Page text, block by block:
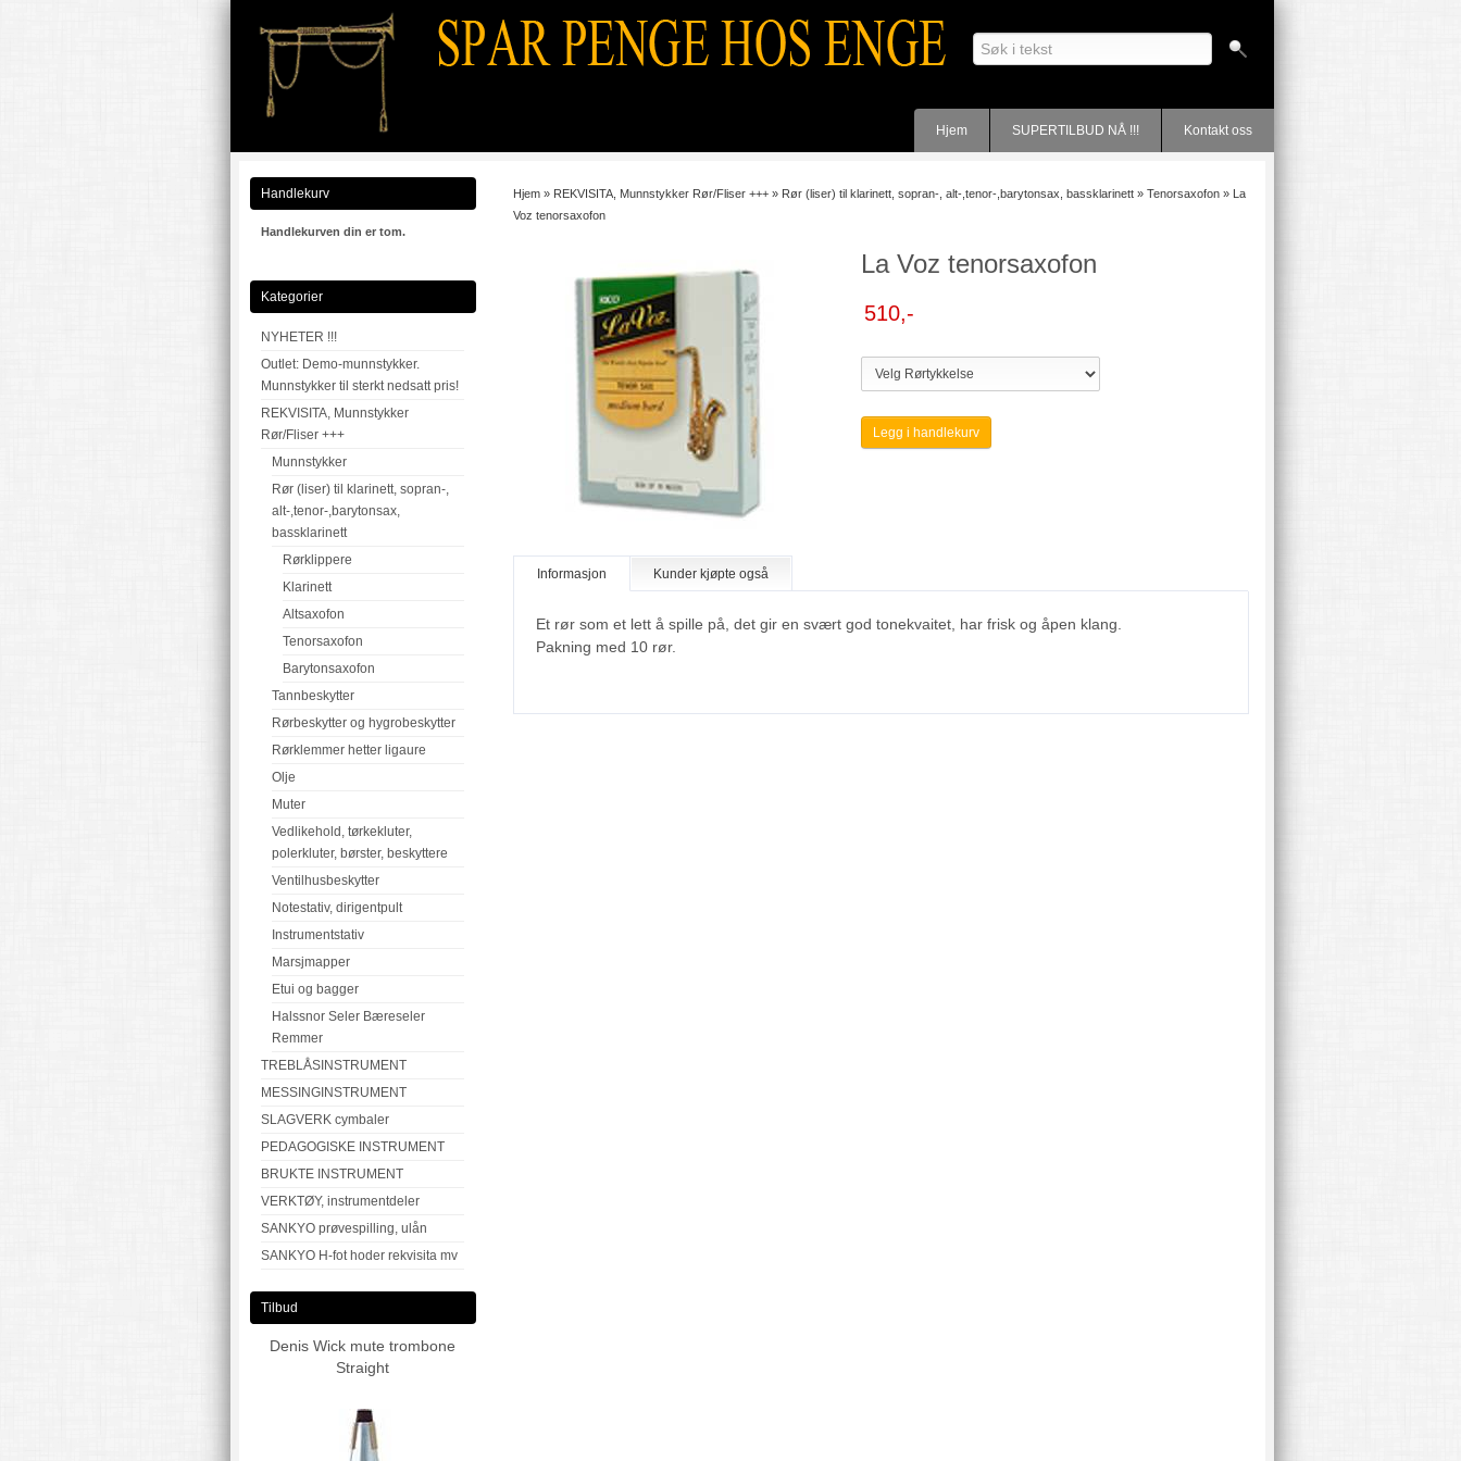
Hjem SUPERTILBUD NÅ !!! Kontakt oss
Handlekurv
Handlekurven din er tom.
Kategorier
NYHETER !!!
Outlet: Demo-munnstykker.
Munnstykker til sterkt nedsatt pris!
REKVISITA, Munnstykker
Rør/Fliser +++
Munnstykker
Rør (liser) til klarinett, sopran-,
alt-,tenor-,barytonsax,
bassklarinett
Rørklippere
Klarinett
Altsaxofon
Tenorsaxofon
Barytonsaxofon
Tannbeskytter
Rørbeskytter og hygrobeskytter
Rørklemmer hetter ligaure
Olje
Muter
Vedlikehold, tørkekluter,
polerkluter, børster, beskyttere
Ventilhusbeskytter
Notestativ, dirigentpult
Instrumentstativ
Marsjmapper
Etui og bagger
Halssnor Seler Bæreseler
Remmer
TREBLÅSINSTRUMENT
MESSINGINSTRUMENT
SLAGVERK cymbaler
PEDAGOGISKE INSTRUMENT
BRUKTE INSTRUMENT
VERKTØY, instrumentdeler
SANKYO prøvespilling, ulån
SANKYO H-fot hoder rekvisita mv
Tilbud
Denis Wick mute trombone
Straight
Hjem » REKVISITA, Munnstykker Rør/Fliser +++ » Rør (liser) til klarinett, sopran-, alt-,tenor-,barytonsax, bassklarinett»Tenorsaxofon » La
Voz tenorsaxofon
La Voz tenorsaxofon
510,-
Legg i handlekurv
Informasjon Kunder kjøpte også
Et rør som et lett å spille på, det gir en svært god tonekvaitet, har frisk og åpen klang.
Pakning med 10 rør.